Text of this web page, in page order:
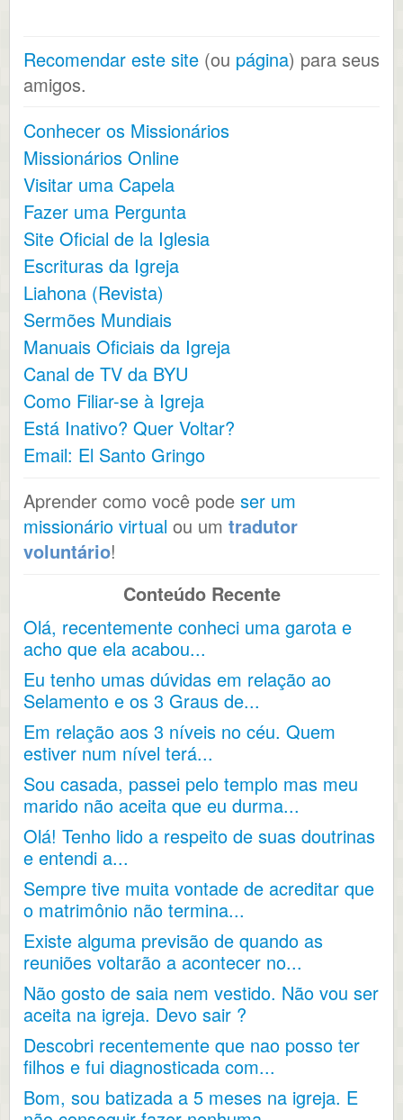
Recomendar este site (ou página) para seus
amigos.
Conhecer os Missionários
Missionários Online
Visitar uma Capela
Fazer uma Pergunta
Site Oficial de la Iglesia
Escrituras da Igreja
Liahona (Revista)
Sermões Mundiais
Manuais Oficiais da Igreja
Canal de TV da BYU
Como Filiar-se à Igreja
Está Inativo? Quer Voltar?
Email: El Santo Gringo
Aprender como você pode ser um
missionário virtual ou um tradutor
voluntário!
Conteúdo Recente
Olá, recentemente conheci uma garota e
acho que ela acabou...
Eu tenho umas dúvidas em relação ao
Selamento e os 3 Graus de...
Em relação aos 3 níveis no céu. Quem
estiver num nível terá...
Sou casada, passei pelo templo mas meu
marido não aceita que eu durma...
Olá! Tenho lido a respeito de suas doutrinas
e entendi a...
Sempre tive muita vontade de acreditar que
o matrimônio não termina...
Existe alguma previsão de quando as
reuniões voltarão a acontecer no...
Não gosto de saia nem vestido. Não vou ser
aceita na igreja. Devo sair ?
Descobri recentemente que nao posso ter
filhos e fui diagnosticada com...
Bom, sou batizada a 5 meses na igreja. E